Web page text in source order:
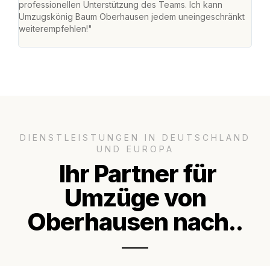
professionellen Unterstützung des Teams. Ich kann
Umzugskönig Baum Oberhausen jedem uneingeschränkt
weiterempfehlen!"
DIENSTLEISTUNGEN IN DEUTSCHLAND
UND EUROPA
Ihr Partner für
Umzüge von
Oberhausen nach..